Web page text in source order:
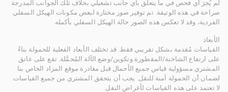
لم يُجرَ أي فحص في ما يتعلق بأي جانب تشغيلي بخلاف تلك الجوانب المدرجة
صراحة في هذه الوثيقة. تم توفير صور مختارة لبعض مكونات الهيكل السفلي
الفردية، وقد لا تعكس هذه الصور حالة الهيكل السفلي بأكمله.
الأبعاد
القياسات مُقدمة بشكل تقريبي فقط. قد تختلف الأبعاد الفعلية للحمولة بناءً
على ارتفاع الشاحنة/المقطورة وتكوين/وضع الآلة المُحمَّلة. تقع على عاتق
المشتري مسؤولية قياس جميع الأحمال قبل مغادرة موقع المزاد الخاص بنا
لضمان أن الحمولة آمنة للنقل. يجب أن يتحقق المشتري من جميع القياسات.
لا تعتمد على هذه القياسات لأغراض النقل.